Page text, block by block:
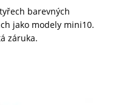
barevných
jako modely mini10.
záruka.